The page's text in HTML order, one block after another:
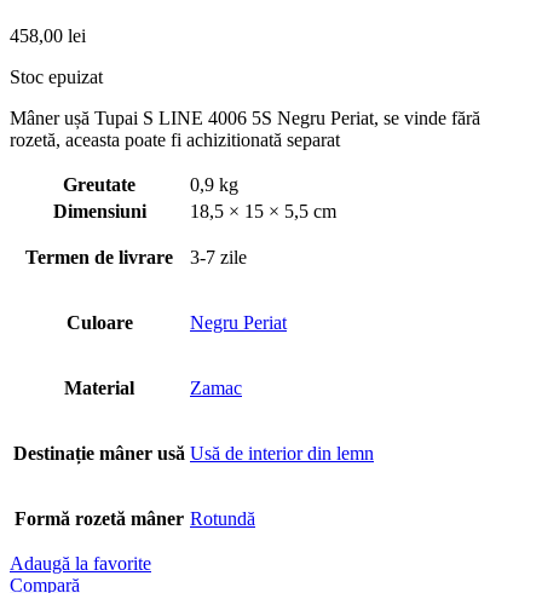
458,00 lei
Stoc epuizat
Mâner ușă Tupai S LINE 4006 5S Negru Periat, se vinde fără
rozetă, aceasta poate fi achizitionată separat
Greutate
0,9 kg
Dimensiuni
18,5 × 15 × 5,5 cm
Termen de livrare 3-7 zile
Culoare Negru Periat
Material Zamac
Destinație mâner usă Usă de interior din lemn
Formă rozetă mâner Rotundă
Adaugă la favorite
Compară